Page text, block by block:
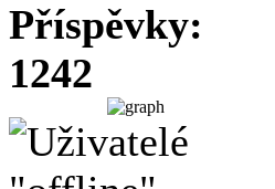
Příspěvky:
1242